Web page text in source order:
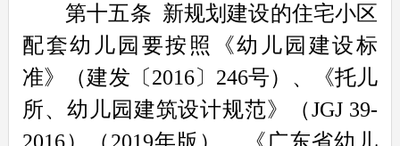
第十五条 新规划建设的住宅小区
配套幼儿园要按照《幼儿园建设标
准》（建发〔2016〕246号）、《托儿
所、幼儿园建筑设计规范》（JGJ 39-
2016）（2019年版）、《广东省幼儿